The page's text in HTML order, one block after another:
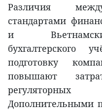
Различия
стандартами
и
бухгалтерского
подготовку
повышают
Дополнительными